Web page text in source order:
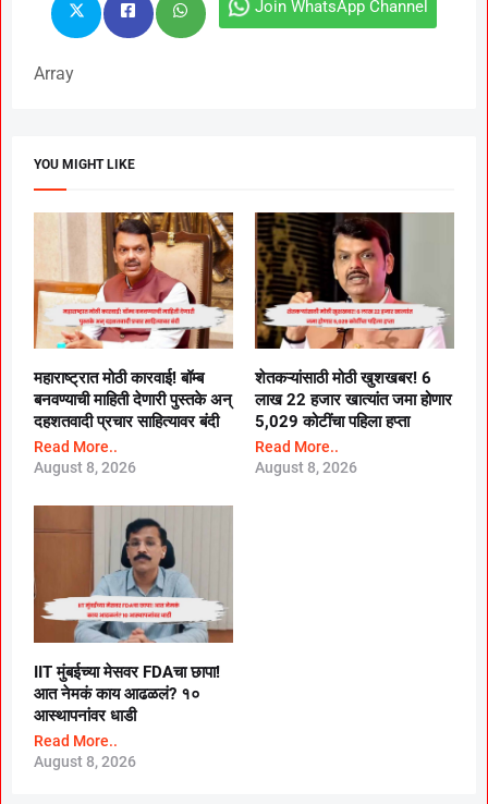
Join WhatsApp Channel
Array
YOU MIGHT LIKE
महाराष्ट्रात मोठी कारवाई! बॉम्ब
बनवण्याची माहिती देणारी पुस्तके अन्
दहशतवादी प्रचार साहित्यावर बंदी
Read More..
August 8, 2026
शेतकऱ्यांसाठी मोठी खुशखबर! 6
लाख 22 हजार खात्यांत जमा होणार
5,029 कोटींचा पहिला हप्ता
Read More..
August 8, 2026
IIT मुंबईच्या मेसवर FDAचा छापा!
आत नेमकं काय आढळलं? १०
आस्थापनांवर धाडी
Read More..
August 8, 2026